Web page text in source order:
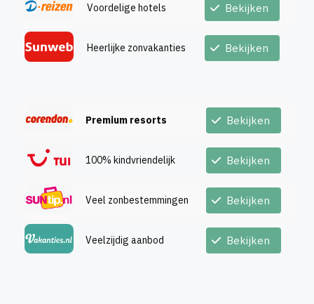
Voordelige hotels Bekijken
Heerlijke zonvakanties Bekijken
Premium resorts Bekijken
100% kindvriendelijk Bekijken
Veel zonbestemmingen Bekijken
Veelzijdig aanbod Bekijken